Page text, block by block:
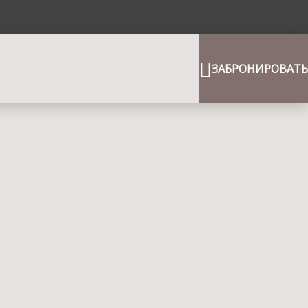
ЗАБРОНИРОВАТЬ